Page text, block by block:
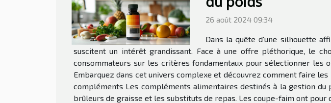
26 août 2024 09:34
Dans la quête d'une silhouette
suscitent un intérêt grandissant. Face à une offre pléthorique, le
consommateurs sur les critères fondamentaux pour sélectionner les
Embarquez dans cet univers complexe et découvrez comment faire
compléments Les compléments alimentaires destinés à la gestion
brûleurs de graisse et les substituts de repas. Les coupe-faim ont pour